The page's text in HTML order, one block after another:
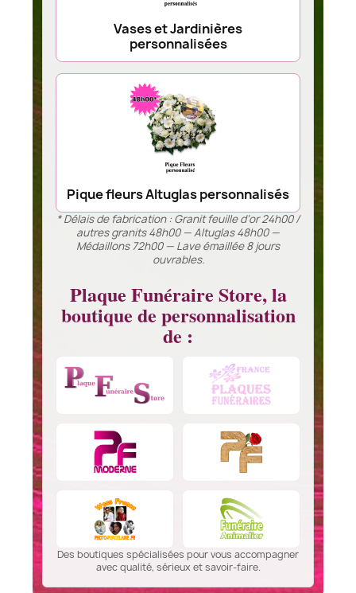
Vases et Jardinières
personnalisées
Pique fleurs Altuglas personnalisés
* Délais de fabrication : Granit feuille d’or 24h00 /
autres granits 48h00 — Altuglas 48h00 —
Médaillons 72h00 — Lave émaillée 8 jours
ouvrables.
Plaque Funéraire Store, la
boutique de personnalisation
de :
Des boutiques spécialisées pour vous accompagner
avec qualité, sérieux et savoir-faire.